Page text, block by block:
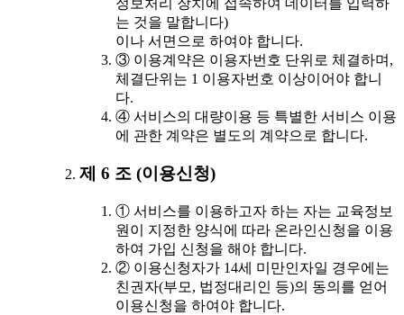
는 것을 말합니다)
이나 서면으로 하여야 합니다.
③ 이용계약은 이용자번호 단위로 체결하며,
체결단위는 1 이용자번호 이상이어야 합니
다.
④ 서비스의 대량이용 등 특별한 서비스 이용
에 관한 계약은 별도의 계약으로 합니다.
제 6 조 (이용신청)
① 서비스를 이용하고자 하는 자는 교육정보
원이 지정한 양식에 따라 온라인신청을 이용
하여 가입 신청을 해야 합니다.
② 이용신청자가 14세 미만인자일 경우에는
친권자(부모, 법정대리인 등)의 동의를 얻어
이용신청을 하여야 합니다.